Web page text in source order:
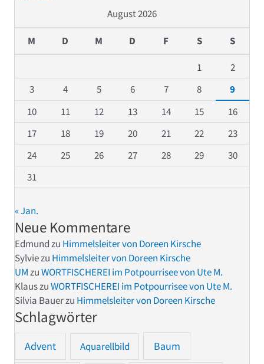
August 2026
M D M D F S S
1
2
3
4 5 6 7 8
9
10
11 12 13 14 15
16
17
18 19 20 21 22
23
24
25 26 27 28 29
30
31
« Jan.
Neue Kommentare
Edmundzu Himmelsleiter von Doreen Kirsche
Sylviezu Himmelsleiter von Doreen Kirsche
UMzuWORTFISCHEREI im Potpourrisee von Ute M.
KlauszuWORTFISCHEREI im Potpourrisee von Ute M.
Silvia Bauerzu Himmelsleiter von Doreen Kirsche
Schlagwörter
Advent Aquarellbild Baum